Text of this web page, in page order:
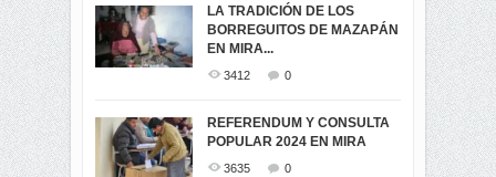
LA TRADICIÓN DE LOS
BORREGUITOS DE MAZAPÁN
EN MIRA...
3412 0
REFERENDUM Y CONSULTA
POPULAR 2024 EN MIRA
3635 0
MIRA
3439
TRIUNFO DE...
VIRTUALES ASAMBLEISTAS
POR LA PROVINCIA DEL
CARCHI...
MIRA.EC FUE
GALARDONADA